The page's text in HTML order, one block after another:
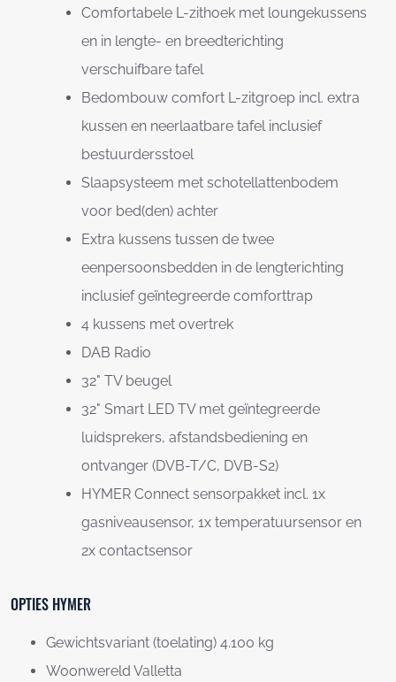
Comfortabele L-zithoek met loungekussens
en in lengte- en breedterichting
verschuifbare tafel
Bedombouw comfort L-zitgroep incl. extra
kussen en neerlaatbare tafel inclusief
bestuurdersstoel
Slaapsysteem met schotellattenbodem
voor bed(den) achter
Extra kussens tussen de twee
eenpersoonsbedden in de lengterichting
inclusief geïntegreerde comforttrap
4 kussens met overtrek
DAB Radio
32" TV beugel
32" Smart LED TV met geïntegreerde
luidsprekers, afstandsbediening en
ontvanger (DVB-T/C, DVB-S2)
HYMER Connect sensorpakket incl. 1x
gasniveausensor, 1x temperatuursensor en
2x contactsensor
OPTIES HYMER
Gewichtsvariant (toelating) 4.100 kg
Woonwereld Valletta